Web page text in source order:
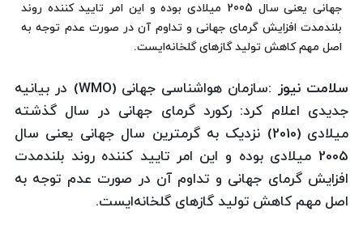
جهانی یعنی سال 2005 میلادی بوده و این امر تایید کننده روند
بلندمدت افزایش گرمای جهانی و تداوم آن در صورت عدم توجه به
اصل مهم کاهش تولید گازهای گلخانه‌ایست.
سلامت نیوز :
سازمان هواشناسی جهانی (WMO) در بیانیه
جدیدی اعلام کرد: رکورد گرمای جهانی در سال گذشته
میلادی (2010) نزدیک به گرمترین سال جهانی یعنی سال
2005 میلادی بوده و این امر تایید کننده روند بلندمدت
افزایش گرمای جهانی و تداوم آن در صورت عدم توجه به
اصل مهم کاهش تولید گازهای گلخانه‌ایست.